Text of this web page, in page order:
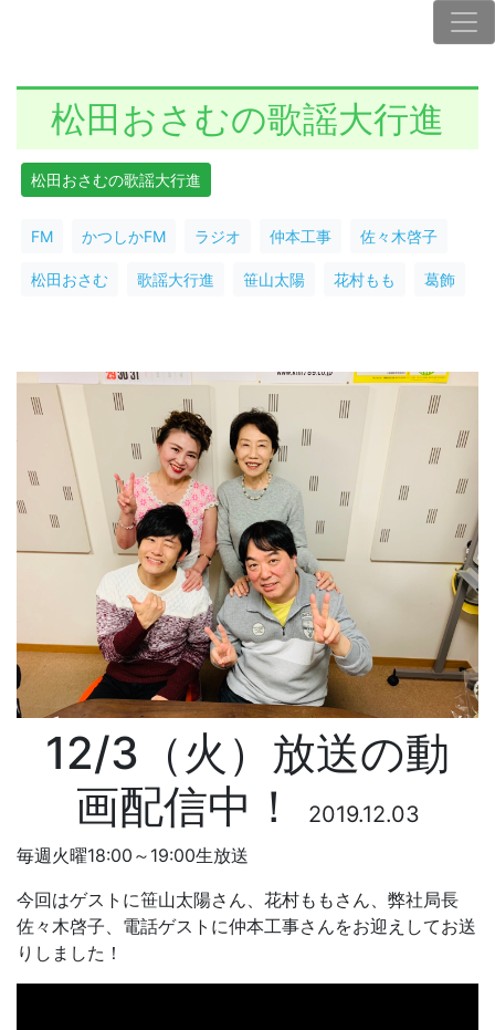
松田おさむの歌謡大行進
松田おさむの歌謡大行進
FM かつしかFM ラジオ 仲本工事 佐々木啓子
松田おさむ 歌謡大行進 笹山太陽 花村もも 葛飾
12/3（火）放送の動
画配信中！
2019.12.03
毎週火曜18:00～19:00生放送
今回はゲストに笹山太陽さん、花村ももさん、弊社局長
佐々木啓子、電話ゲストに仲本工事さんをお迎えしてお送
りしました！